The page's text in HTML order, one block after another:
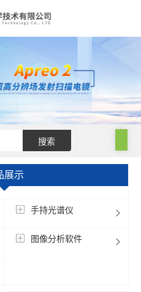
展示
手持光谱仪
图像分析软件